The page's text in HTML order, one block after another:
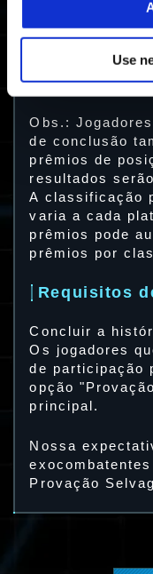
Use
Sobrevivente
Obs.:
de conclusão
prêmios de
resultados
A classificação
varia a cada
prêmios pode
prêmios por
Requisitos
Concluir a
Os jogadores
de participação
opção
principal.
Nossa
Provação